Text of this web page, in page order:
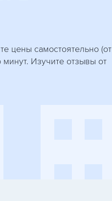
цены самостоятельно (от
Изучите отзывы от